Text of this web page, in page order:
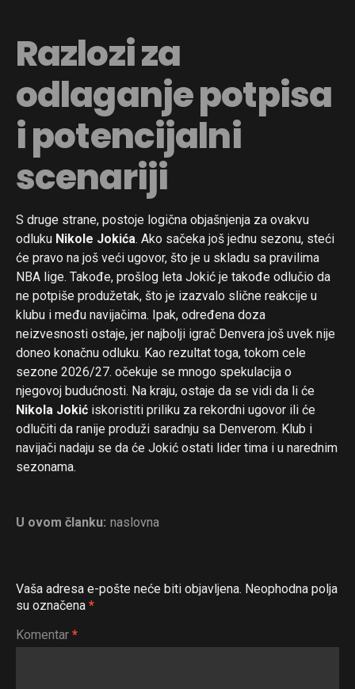
Razlozi za
odlaganje potpisa
i potencijalni
scenariji
S druge strane, postoje logična objašnjenja za ovakvu
odluku Nikole Jokića. Ako sačeka još jednu sezonu, steći
će pravo na još veći ugovor, što je u skladu sa pravilima
NBA lige. Takođe, prošlog leta Jokić je takođe odlučio da
ne potpiše produžetak, što je izazvalo slične reakcije u
klubu i među navijačima. Ipak, određena doza
neizvesnosti ostaje, jer najbolji igrač Denvera još uvek nije
doneo konačnu odluku. Kao rezultat toga, tokom cele
sezone 2026/27. očekuje se mnogo spekulacija o
njegovoj budućnosti. Na kraju, ostaje da se vidi da li će
Nikola Jokić iskoristiti priliku za rekordni ugovor ili će
odlučiti da ranije produži saradnju sa Denverom. Klub i
navijači nadaju se da će Jokić ostati lider tima i u narednim
sezonama.
U ovom članku: naslovna
Vaša adresa e-pošte neće biti objavljena. Neophodna polja
su označena *
Komentar *